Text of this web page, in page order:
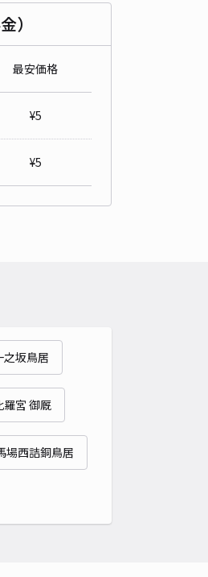
以下 高さ 制限なし
）
最安価格
¥5
¥5
之坂鳥居
羅宮 御厩
場西詰銅鳥居